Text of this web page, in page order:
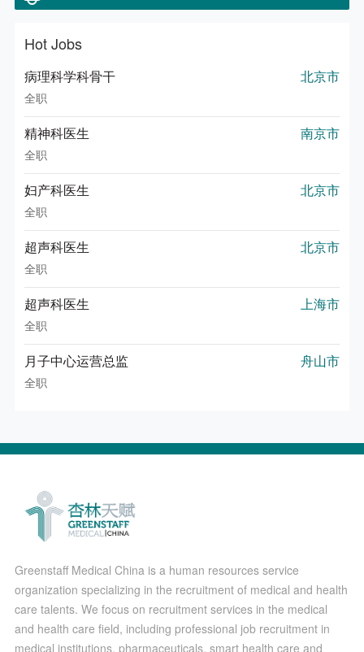
Hot Jobs
病理科学科骨干
全职
北京市
精神科医生
全职
南京市
妇产科医生
全职
北京市
超声科医生
全职
北京市
超声科医生
全职
上海市
月子中心运营总监
全职
舟山市
Greenstaff Medical China is a human resources service
organization specializing in the recruitment of medical and health
care talents. We focus on recruitment services in the medical
and health care field, including professional job recruitment in
medical institutions, pharmaceuticals, smart health care and